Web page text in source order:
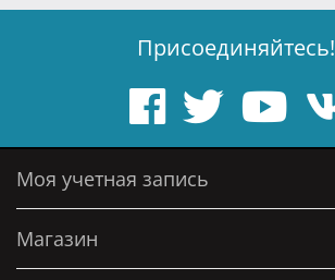
Присоединяйтесь!
Моя учетная запись
Магазин